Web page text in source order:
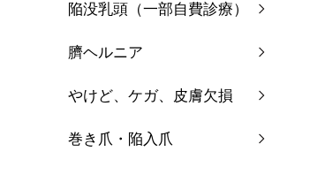
陥没乳頭（一部自費診療）
臍ヘルニア
やけど、ケガ、皮膚欠損
巻き爪・陥入爪